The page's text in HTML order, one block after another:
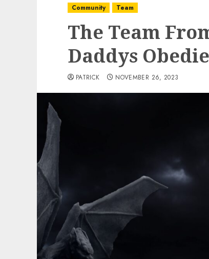
Community Team
The Team
Daddys
PATRICK NOVEMBER 26, 2023